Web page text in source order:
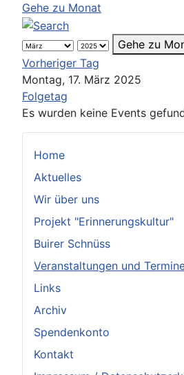
Home
Aktuelles
Wir über uns
Projekt "Erinnerungskultur"
Buirer Schnüss
Veranstaltungen und
Links
Archiv
Spendenkonto
Kontakt
Gehe zu Monat
Gehe zu
Vorheriger Tag
Montag, 17. März 2025
Folgetag
Es wurden keine Events